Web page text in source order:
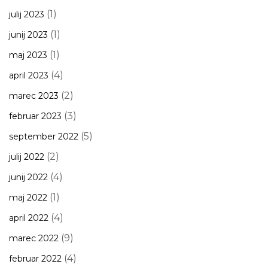
julij 2023 (1)
junij 2023 (1)
maj 2023 (1)
april 2023 (4)
marec 2023 (2)
februar 2023 (3)
september 2022 (5)
julij 2022 (2)
junij 2022 (4)
maj 2022 (1)
april 2022 (4)
marec 2022 (9)
februar 2022 (4)